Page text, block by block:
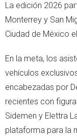
La edición 2026
Monterrey y San
Ciudad de México
En la meta, los
vehículos
encabezadas por
recientes con
Sidemen y Elettra
plataforma para la